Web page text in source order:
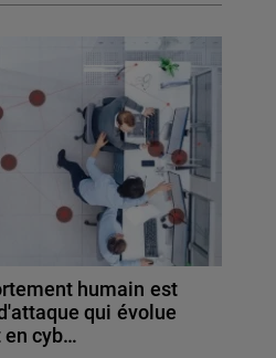
humain est
qui évolue
en cyb…